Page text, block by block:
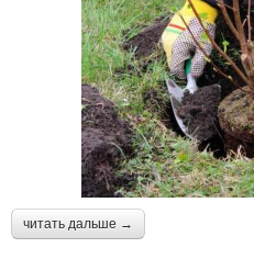
читать дальше →